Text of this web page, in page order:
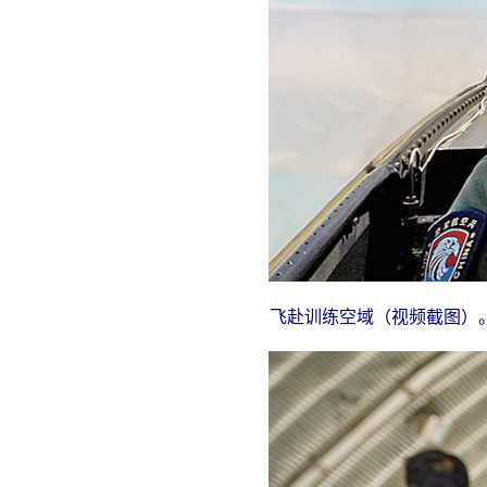
飞赴训练空域（视频截图）